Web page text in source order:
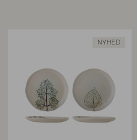
NYHED